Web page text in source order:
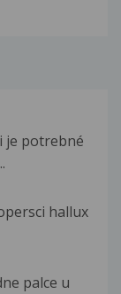
je potrebné
hallux
palce u